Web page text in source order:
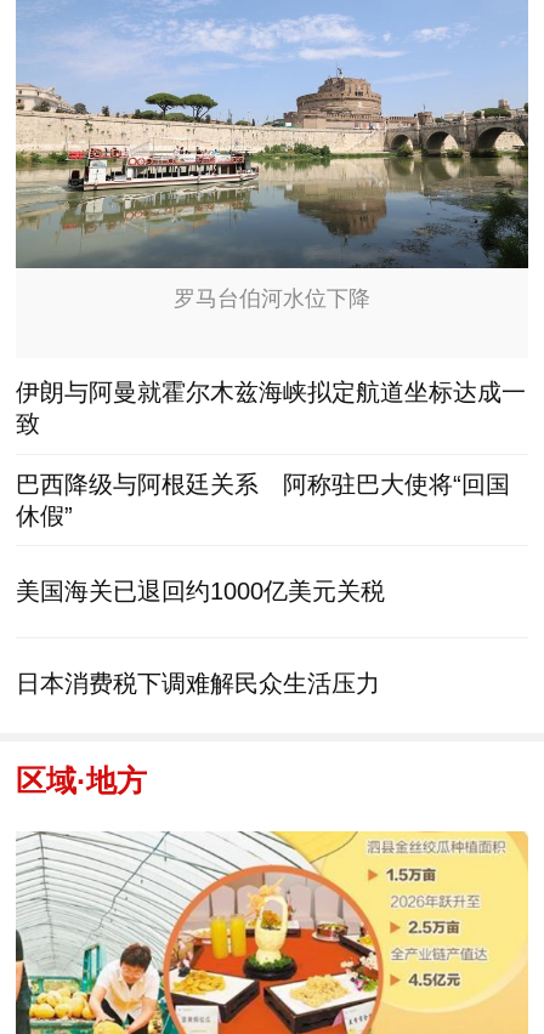
罗马台伯河水位下降
伊朗与阿曼就霍尔木兹海峡拟定航道坐标达成一
致
巴西降级与阿根廷关系 阿称驻巴大使将“回国
休假”
美国海关已退回约1000亿美元关税
日本消费税下调难解民众生活压力
区域·地方